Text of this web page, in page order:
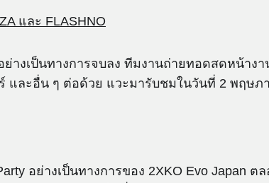
และ FLASHNO
ย่างเป็นทางการจบลง ทีมงานถ่ายทอดสดหน้าง
และอื่น ๆ ต่อด้วย แวะมารับชมในวันที่ 2 พฤษภ
อย่างเป็นทางการของ 2XKO Evo Japan